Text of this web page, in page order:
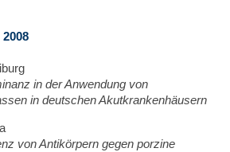
in der Anwendung von
in deutschen Akutkrankenhäusern
von Antikörpern gegen porzine